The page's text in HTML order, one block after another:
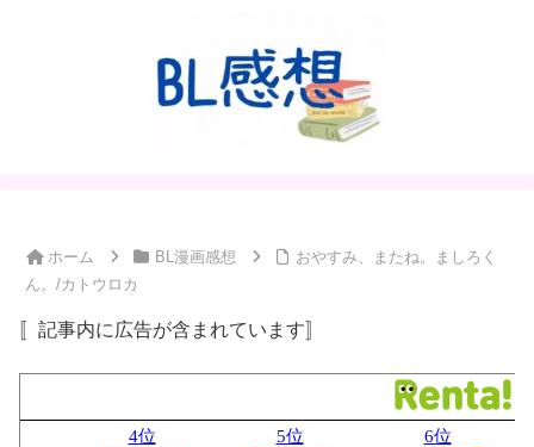
ホーム BL漫画感想
おやすみ、またね。ましろく
ん。/カトウロカ
〚記事内に広告が含まれています〛